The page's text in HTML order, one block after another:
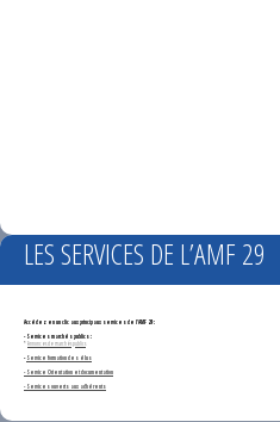
LES SERVICES DE L’AMF 29
Accédez en un clic aux principaux services de l'AMF 29 :
- Services marchés publics :
*Annonces de marchés publics
-Service formation des élus
- Service Orientation et documentation
- Services ouverts aux adhérents